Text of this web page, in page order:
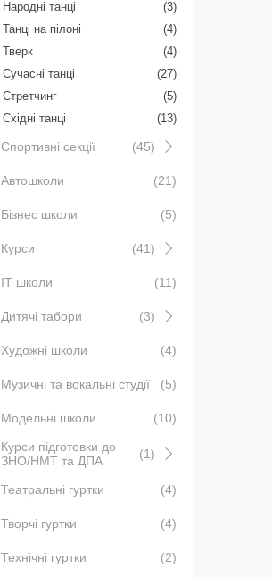
Народні танці
(3)
Танці на пілоні
(4)
Тверк
(4)
Сучасні танці
(27)
Стретчинг
(5)
Східні танці
(13)
Спортивні секції (45)
Автошколи (21)
Бізнес школи (5)
Курси (41)
IT школи (11)
Дитячі табори (3)
Художні школи (4)
Музичні та вокальні студії (5)
Модельні школи
(10)
Курси підготовки до
ЗНО/НМТ та ДПА
(1)
Театральні гуртки (4)
Творчі гуртки (4)
Технічні гуртки
(2)